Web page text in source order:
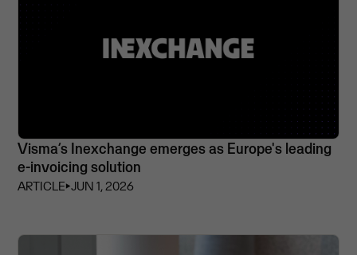
Visma’s Inexchange emerges as Europe's leading
e-invoicing solution
ARTICLE⏵JUN 1, 2026